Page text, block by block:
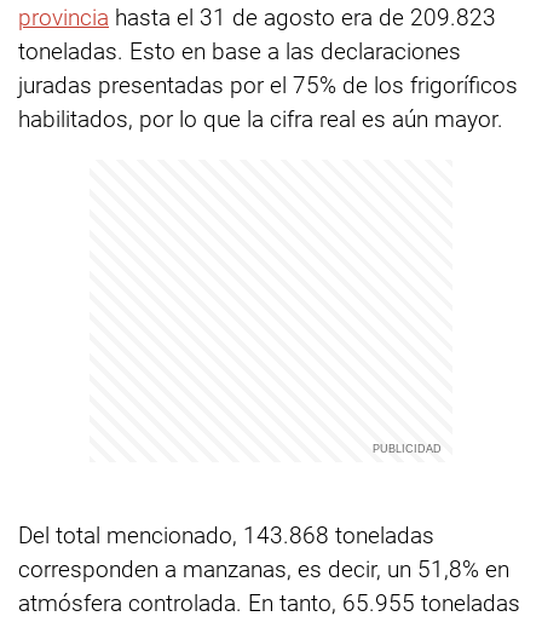
provincia hasta el 31 de agosto era de 209.823
toneladas. Esto en base a las declaraciones
juradas presentadas por el 75% de los frigoríficos
habilitados, por lo que la cifra real es aún mayor.
Del total mencionado, 143.868 toneladas
corresponden a manzanas, es decir, un 51,8% en
atmósfera controlada. En tanto, 65.955 toneladas